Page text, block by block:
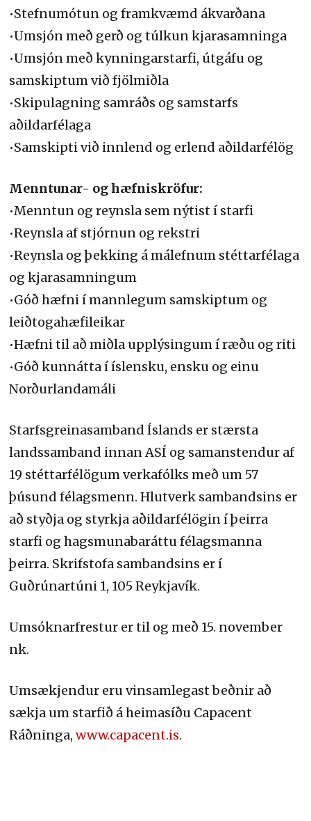
•Stefnumótun og framkvæmd ákvarðana
•Umsjón með gerð og túlkun kjarasamninga
•Umsjón með kynningarstarfi, útgáfu og
samskiptum við fjölmiðla
•Skipulagning samráðs og samstarfs
aðildarfélaga
•Samskipti við innlend og erlend aðildarfélög
Menntunar- og hæfniskröfur:
•Menntun og reynsla sem nýtist í starfi
•Reynsla af stjórnun og rekstri
•Reynsla og þekking á málefnum stéttarfélaga
og kjarasamningum
•Góð hæfni í mannlegum samskiptum og
leiðtogahæfileikar
•Hæfni til að miðla upplýsingum í ræðu og riti
•Góð kunnátta í íslensku, ensku og einu
Norðurlandamáli
Starfsgreinasamband Íslands er stærsta
landssamband innan ASÍ og samanstendur af
19 stéttarfélögum verkafólks með um 57
þúsund félagsmenn. Hlutverk sambandsins er
að styðja og styrkja aðildarfélögin í þeirra
starfi og hagsmunabaráttu félagsmanna
þeirra. Skrifstofa sambandsins er í
Guðrúnartúni 1, 105 Reykjavík.
Umsóknarfrestur er til og með 15. november
nk.
Umsækjendur eru vinsamlegast beðnir að
sækja um starfið á heimasíðu Capacent
Ráðninga,www.capacent.is.